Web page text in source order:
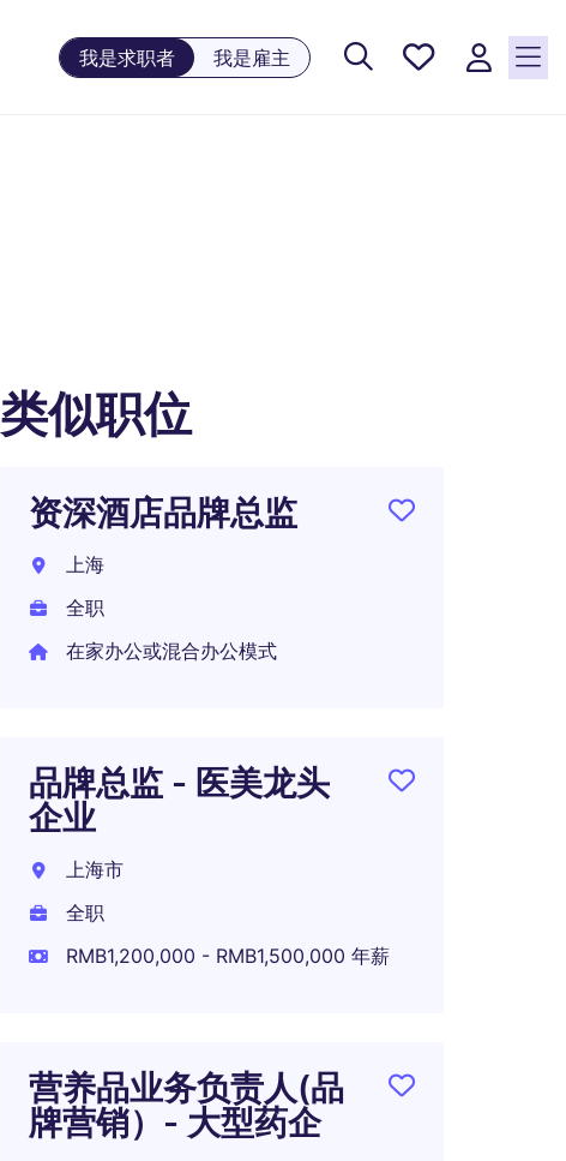
我是求职者 我是雇主
保存工
类似职位
资深酒店品牌总监
上海
全职
在家办公或混合办公模式
品牌总监 - 医美龙头
企业
上海市
全职
RMB1,200,000 - RMB1,500,000 年薪
营养品业务负责人(品
牌营销）- 大型药企